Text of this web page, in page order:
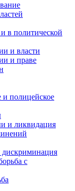
в политической
и власти
и праве
полицейское
и ликвидация
дискриминация
с